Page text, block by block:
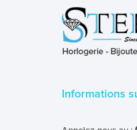
Informations